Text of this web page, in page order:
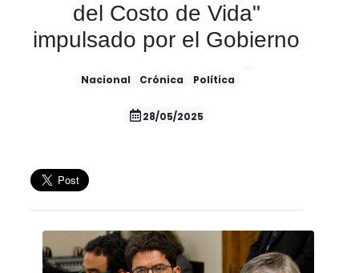
del Costo de Vida"
impulsado por el Gobierno
Nacional Crónica Política
28/05/2025